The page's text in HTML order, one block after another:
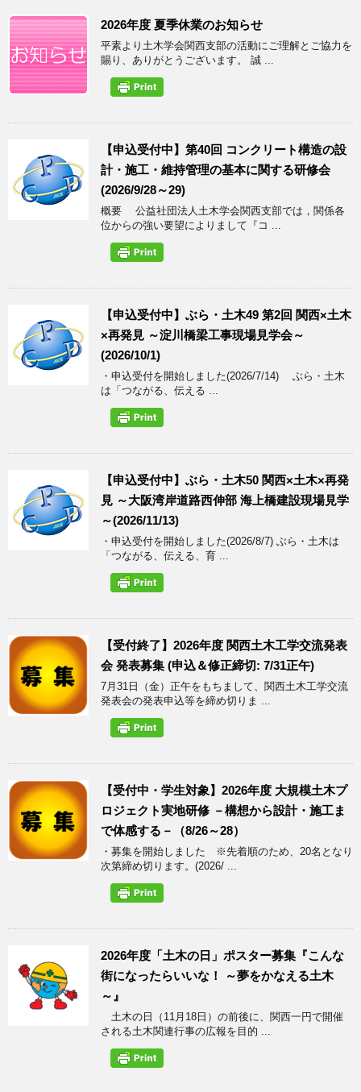
2026年度 夏季休業のお知らせ
平素より土木学会関西支部の活動にご理解とご協力を
賜り、ありがとうございます。 誠 ...
【申込受付中】第40回 コンクリート構造の設
計・施工・維持管理の基本に関する研修会
(2026/9/28～29)
概要 公益社団法人土木学会関西支部では，関係各
位からの強い要望によりまして『コ ...
【申込受付中】ぶら・土木49 第2回 関西×土木
×再発見 ～淀川橋梁工事現場見学会～
(2026/10/1)
・申込受付を開始しました(2026/7/14) ぶら・土木
は「つながる、伝える ...
【申込受付中】ぶら・土木50 関西×土木×再発
見 ～大阪湾岸道路西伸部 海上橋建設現場見学
～(2026/11/13)
・申込受付を開始しました(2026/8/7) ぶら・土木は
「つながる、伝える、育 ...
【受付終了】2026年度 関西土木工学交流発表
会 発表募集 (申込＆修正締切: 7/31正午)
7月31日（金）正午をもちまして、関西土木工学交流
発表会の発表申込等を締め切りま ...
【受付中・学生対象】2026年度 大規模土木プ
ロジェクト実地研修 －構想から設計・施工ま
で体感する－（8/26～28）
・募集を開始しました ※先着順のため、20名となり
次第締め切ります。(2026/ ...
2026年度「土木の日」ポスター募集『こんな
街になったらいいな！ ～夢をかなえる土木
～』
土木の日（11月18日）の前後に、関西一円で開催
される土木関連行事の広報を目的 ...